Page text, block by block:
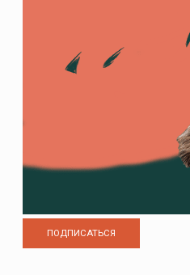
ПОДПИСАТЬСЯ